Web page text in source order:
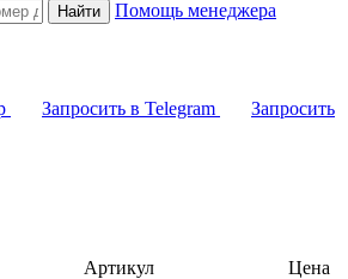
Найти
Помощь менеджера
Запросить в Telegram
Запросить
Артикул
Цена